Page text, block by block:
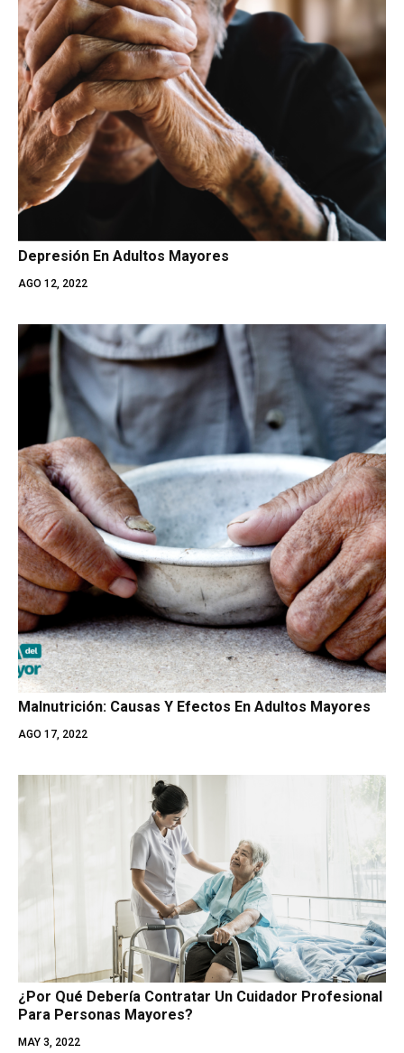
Depresión En Adultos Mayores
AGO 12, 2022
Malnutrición: Causas Y Efectos En Adultos Mayores
AGO 17, 2022
¿Por Qué Debería Contratar Un Cuidador Profesional
Para Personas Mayores?
MAY 3, 2022